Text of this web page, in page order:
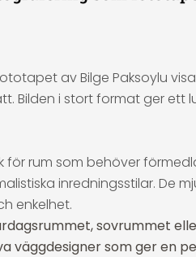
av Bilge Paksoylu
Bilden i stort format ger ett
för rum som behöver
inredningsstilar. De
enkelhet.
sovrummet
väggdesigner som ger en